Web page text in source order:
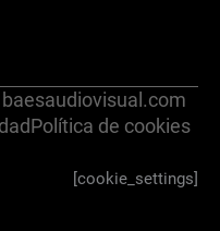
Política de cookies
[cookie_settings]